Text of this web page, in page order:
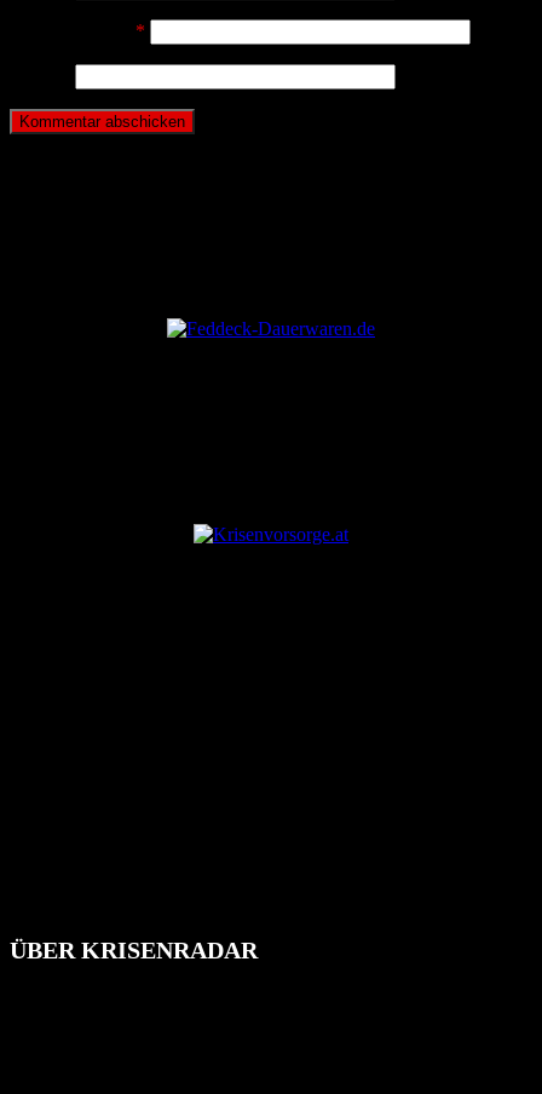
*
ÜBER KRISENRADAR